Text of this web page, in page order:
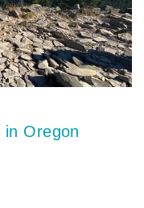
in Oregon